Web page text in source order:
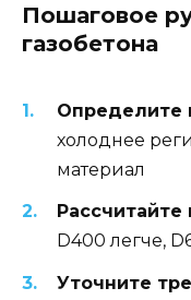
Пошаговое
газобетона
Определите
холоднее
материал
D400 легче,
Уточните